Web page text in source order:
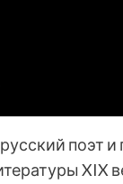
поэт
XIX